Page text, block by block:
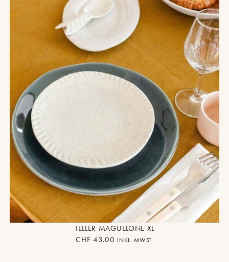
TELLER MAGUELONE XL
CHF 43.00 INKL. MWST.